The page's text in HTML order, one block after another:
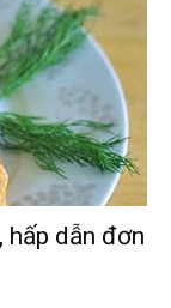
hấp dẫn đơn